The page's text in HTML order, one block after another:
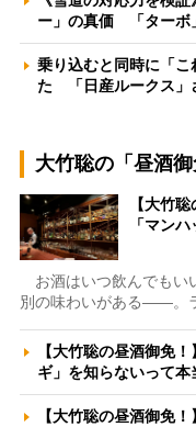
ー」の真価 「ターボ
乗り込むと同時に「
た 「日産ルークス」
大竹聡の「昼酒御
【大竹
「マン
お酒はいつ飲んでもい
別の味わいがある――。
【大竹聡の昼酒御免
ギ」を知らないって
【大竹聡の昼酒御免